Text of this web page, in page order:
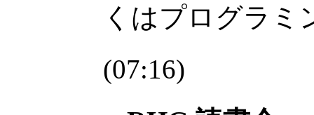
くはプログラミ
(07:16)